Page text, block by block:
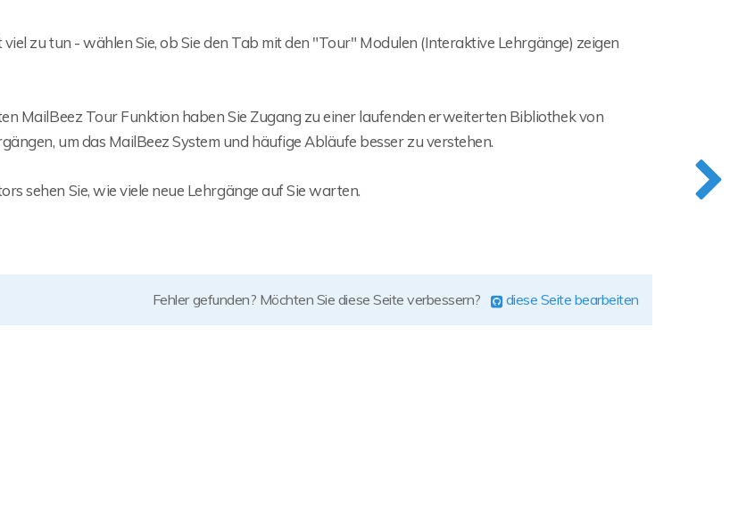
zu tun - wählen Sie, ob Sie den Tab mit den "Tour" Modulen (Interaktive Lehrgänge) zeigen
MailBeez Tour Funktion haben Sie Zugang zu einer laufenden erweiterten Bibliothek von
um das MailBeez System und häufige Abläufe besser zu verstehen.
sehen Sie, wie viele neue Lehrgänge auf Sie warten.
Fehler gefunden? Möchten Sie diese Seite verbessern? diese Seite bearbeiten